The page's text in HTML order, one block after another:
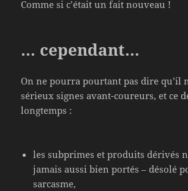
Comme si c’était un fait nouveau !
… cependant…
On ne pourra pourtant pas dire qu’il
sérieux signes avant-coureurs, et ce
longtemps :
les subprimes et produits dérivés
jamais aussi bien portés – désolé
sarcasme,